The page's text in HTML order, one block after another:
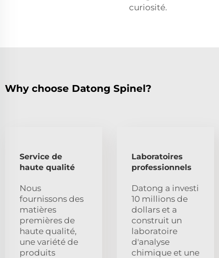
curiosité.
Why choose Datong Spinel?
Service de
haute qualité
Nous
fournissons des
matières
premières de
haute qualité,
une variété de
produits
Laboratoires
professionnels
Datong a investi
10 millions de
dollars et a
construit un
laboratoire
d'analyse
chimique et une